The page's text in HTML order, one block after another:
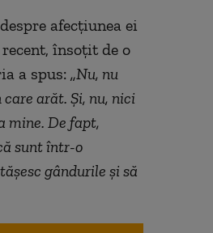
afecțiunea ei
însoțit de o
a spus: „Nu, nu
arăt. Și, nu, nici
mine. De fapt,
sunt într-o
gândurile și să